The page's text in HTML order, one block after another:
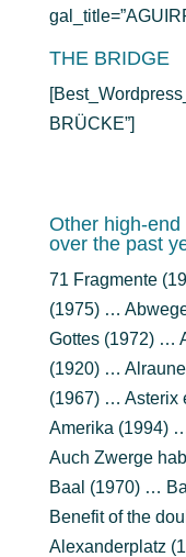
THE BRIDGE
BRÜCKE”]
Other high-
over the past
71 Fragmente
(1975) …
Gottes (1972) …
(1920) …
(1967) … Asterix
Amerika (1994)
Auch Zwerge
Baal (1970) …
Benefit of the
Alexanderplatz